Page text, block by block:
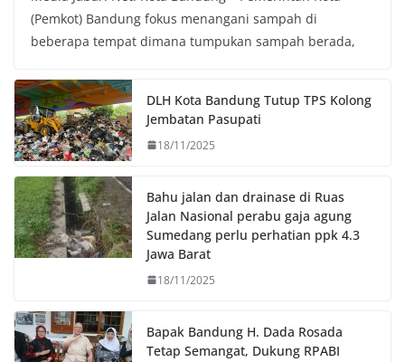
e
b
o
k
t
t
r
t
s
p
p
y
L
n
k
(Pemkot) Bandung fokus menangani sampah di
beberapa tempat dimana tumpukan sampah berada,
DLH Kota Bandung Tutup TPS Kolong
Jembatan Pasupati
18/11/2025
Bahu jalan dan drainase di Ruas
Jalan Nasional perabu gaja agung
Sumedang perlu perhatian ppk 4.3
Jawa Barat
18/11/2025
Bapak Bandung H. Dada Rosada
Tetap Semangat, Dukung RPABI